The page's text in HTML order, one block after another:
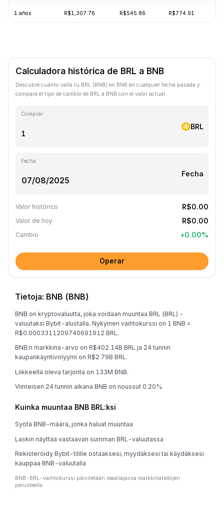
1 años R$1,307.76 R$545.86 R$774.91
Calculadora histórica de BRL a BNB
Descubre cuánto valía tu BRL (BNB) en BNB en cualquier fecha pasada y
compara el tipo de cambio de BRL a BNB con el valor actual.
Comprar
BRL
Fecha
Fecha
Valor histórico R$0.00
Valor de hoy R$0.00
Cambio +0.00%
Operar
Tietoja: BNB (BNB)
BNB on kryptovaluutta, joka voidaan muuntaa BRL (BRL) -
valuutaksi Bybit-alustalla. Nykyinen vaihtokurssi on 1 BNB =
R$0.0003311209740691912 BRL.
BNB:n markkina-arvo on R$402.14B BRL ja 24 tunnin
kaupankäyntivolyymi on R$2.79B BRL.
Liikkeellä oleva tarjonta on 133M BNB.
Viimeisen 24 tunnin aikana BNB on noussut 0.20%.
Kuinka muuntaa BNB BRL:ksi
Syötä BNB-määrä, jonka haluat muuntaa
Laskin näyttää vastaavan summan BRL-valuutassa
Rekisteröidy Bybit-tilille ostaaksesi, myydäksesi tai käydäksesi
kauppaa BNB-valuutalla
BNB-BRL-vaihtokurssi päivitetään reaaliajassa markkinatietojen
perusteella.